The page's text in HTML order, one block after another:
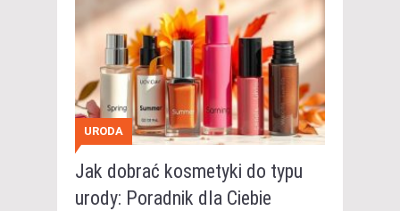
URODA
Jak dobrać kosmetyki do typu
urody: Poradnik dla Ciebie